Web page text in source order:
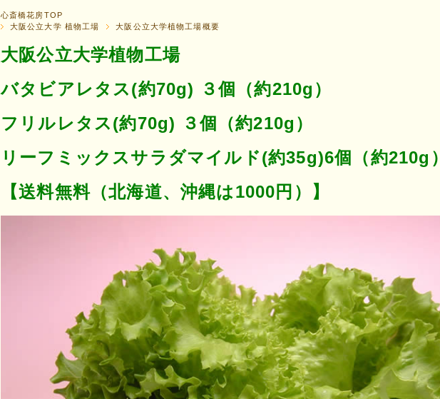
心斎橋花房TOP
大阪公立大学 植物工場
大阪公立大学植物工場概要
大阪公立大学植物工場
バタビアレタス(約70g) ３個（約210g）
フリルレタス(約70g) ３個（約210g）
リーフミックスサラダマイルド(約35g)6個（約210g）
【送料無料（北海道、沖縄は1000円）】